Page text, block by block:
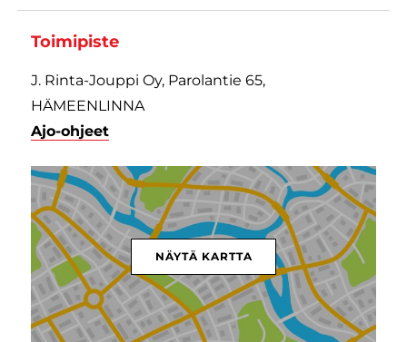
Toimipiste
J. Rinta-Jouppi Oy, Parolantie 65,
HÄMEENLINNA
Ajo-ohjeet
NÄYTÄ KARTTA